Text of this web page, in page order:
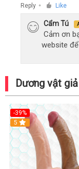
Reply ● Like
Cẩm Tú
Cảm ơn
website
Dương vật
-39%
Hot
5